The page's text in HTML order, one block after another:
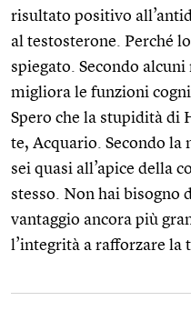
risultato positivo
al testosterone. Perché
spiegato. Secondo
migliora le funzioni
Spero che la stupidità di
te, Acquario. Secondo la
sei quasi all’apice della
stesso. Non hai bisogno
vantaggio ancora più
l’integrità a rafforzare la